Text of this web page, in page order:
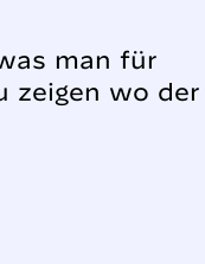
man für
zeigen wo der